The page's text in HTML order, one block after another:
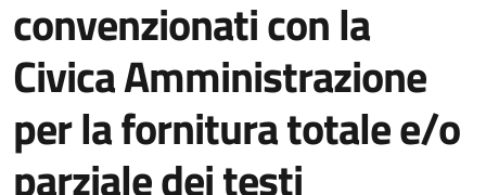
convenzionati con la
Civica Amministrazione
per la fornitura totale e/o
parziale dei testi